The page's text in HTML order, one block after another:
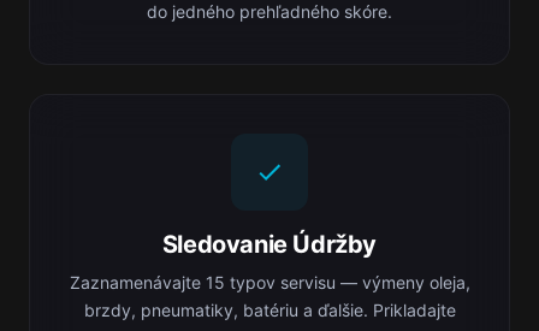
do jedného prehľadného skóre.
Sledovanie Údržby
Zaznamenávajte 15 typov servisu — výmeny oleja,
brzdy, pneumatiky, batériu a ďalšie. Prikladajte